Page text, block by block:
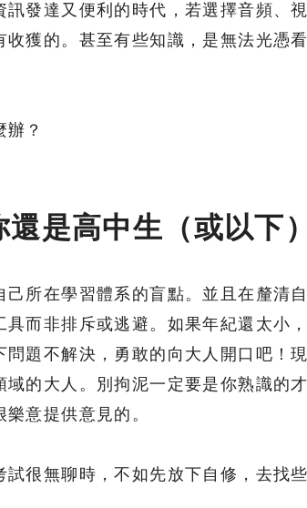
訊發達又便利的時代，若選擇音頻、
收獲的。甚至有些知識，是無法光憑
辦？
還是高中生（或以下
己所在學習體系的盲點。並且在釐清
具而非排斥或逃避。如果年紀還太小
問題不解決，勇敢的向大人開口吧！
域的大人。別拘泥一定要是你熟識的
意提供意見的。
試很無聊時，不如先放下自修，去找些